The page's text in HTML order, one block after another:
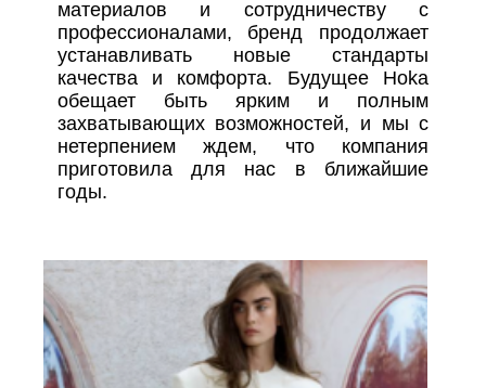
материалов и сотрудничеству с
профессионалами, бренд продолжает
устанавливать новые стандарты
качества и комфорта. Будущее Hoka
обещает быть ярким и полным
захватывающих возможностей, и мы с
нетерпением ждем, что компания
приготовила для нас в ближайшие
годы.